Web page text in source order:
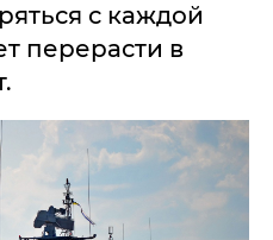
с каждой
перерасти в